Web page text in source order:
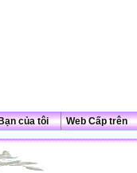
của tôi Web Cấp trên